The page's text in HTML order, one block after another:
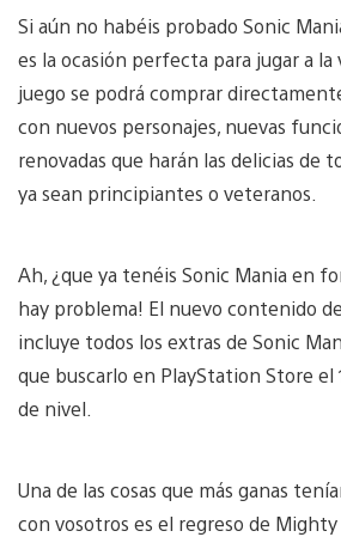
Si aún no habéis probado Sonic
es la ocasión perfecta para jugar a
juego se podrá comprar
con nuevos personajes, nuevas
renovadas que harán las delicias de
ya sean principiantes o veteranos.
Ah, ¿que ya tenéis Sonic Mania en
hay problema! El nuevo contenido
incluye todos los extras de Sonic
que buscarlo en PlayStation Store el
de nivel.
Una de las cosas que más ganas
con vosotros es el regreso de Mighty